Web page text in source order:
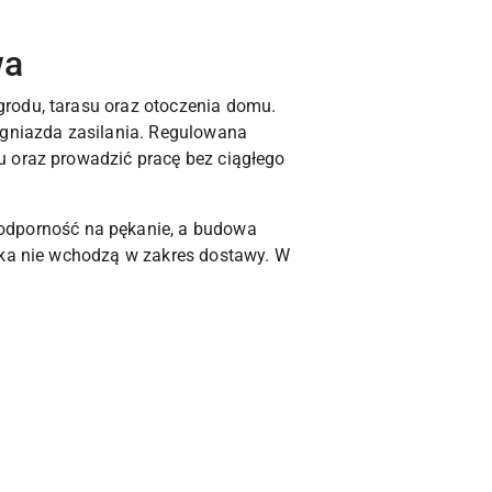
tarasu oraz otoczenia domu.
zasilania. Regulowana
prowadzić pracę bez ciągłego
na pękanie, a budowa
nie wchodzą w zakres dostawy. W